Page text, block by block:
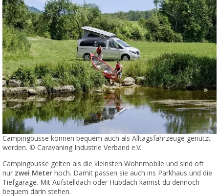
Campingbusse können bequem auch als Alltagsfahrzeuge genutzt
werden. © Caravaning Industrie Verband e.V.
Campingbusse gelten als die kleinsten Wohnmobile und sind oft
nur zwei Meter hoch. Damit passen sie auch ins Parkhaus und die
Tiefgarage. Mit Aufstelldach oder Hubdach kannst du dennoch
bequem darin stehen.